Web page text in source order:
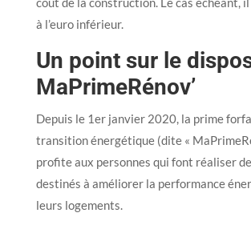
à l’euro inférieur.
Un point sur le
MaPrimeRénov’
Depuis le 1er janvier 2020, la prime
transition énergétique (dite «
profite aux personnes qui font réaliser
destinés à améliorer la performance
leurs logements.